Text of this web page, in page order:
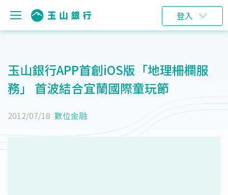
登入
玉山銀行APP首創iOS版「地理柵欄服
務」 首波結合宜蘭國際童玩節
2012/07/18 數位金融